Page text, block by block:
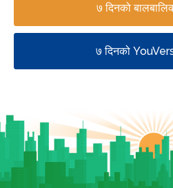
७ दिनको
७ दिनको